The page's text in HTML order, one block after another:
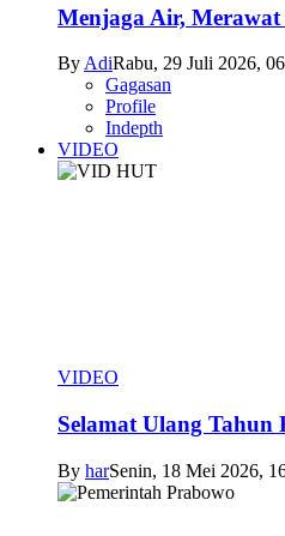
Menjaga Air, Merawat
ByAdiRabu, 29 Juli 2026,
Gagasan
Profile
Indepth
VIDEO
VIDEO
Selamat Ulang Tahun
By harSenin, 18 Mei 2026,